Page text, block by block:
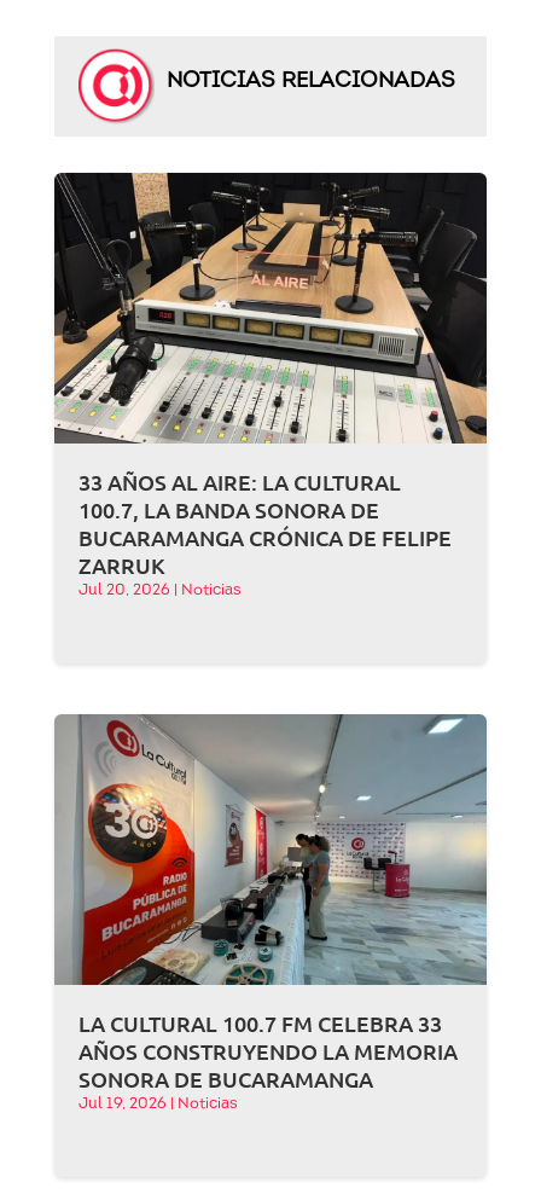
NOTICIAS RELACIONADAS
33 AÑOS AL AIRE: LA CULTURAL
100.7, LA BANDA SONORA DE
BUCARAMANGA CRÓNICA DE FELIPE
ZARRUK
Jul 20, 2026 Noticias
LA CULTURAL 100.7 FM CELEBRA 33
AÑOS CONSTRUYENDO LA MEMORIA
SONORA DE BUCARAMANGA
Jul 19, 2026 Noticias